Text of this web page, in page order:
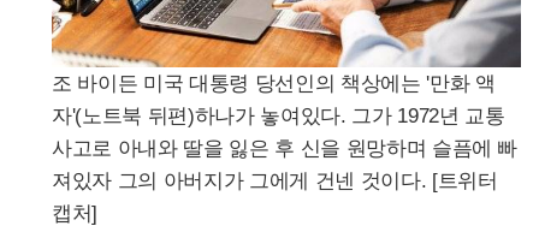
조 바이든 미국 대통령 당선인의 책상에는 '만화 액
자'(노트북 뒤편)하나가 놓여있다. 그가 1972년 교통
사고로 아내와 딸을 잃은 후 신을 원망하며 슬픔에 빠
져있자 그의 아버지가 그에게 건넨 것이다. [트위터
캡처]